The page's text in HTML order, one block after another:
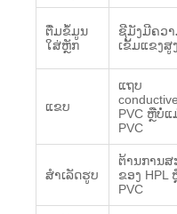
ຕື່ມຂໍ້ມູນ
ໃສ່ຫຼັກ
ຊີມັງມີຄວ
ເຂັ້ມແຂງສູງ
ແຂບ
ແຖບ
conductive
PVC ຫຼືບໍ່ແ
PVC
ສໍາເລັດຮູບ
ຕ້ານການສ
ຂອງ HPL
PVC